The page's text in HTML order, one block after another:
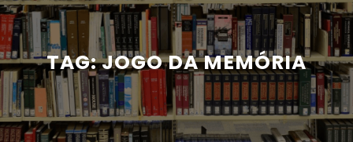
TAG:JOGO DA MEMÓRIA